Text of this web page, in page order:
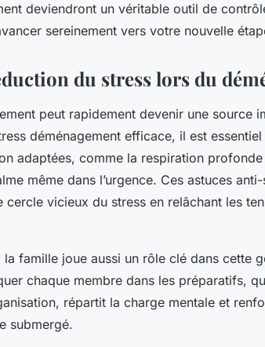
deviendront un véritable outil de
sereinement vers votre nouvelle
du stress lors du
peut rapidement devenir une source
déménagement efficace, il est essentiel
adaptées, comme la respiration
même dans l’urgence. Ces astuces
cercle vicieux du stress en relâchant les
la famille joue aussi un rôle clé dans cette
chaque membre dans les préparatifs,
répartit la charge mentale et
submergé.